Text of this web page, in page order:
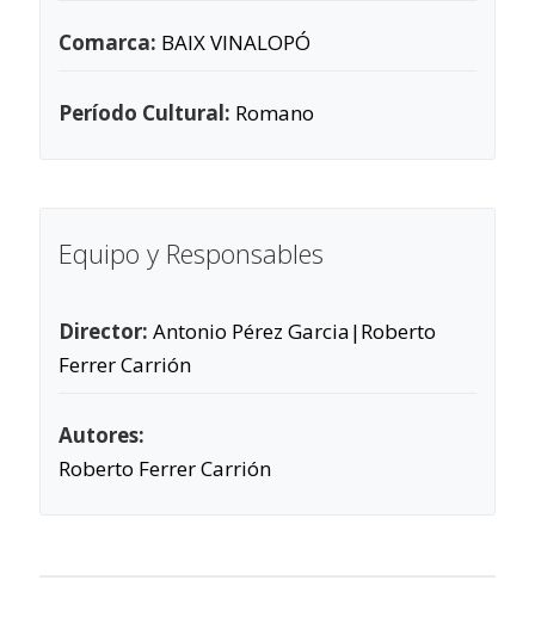
Comarca: BAIX VINALOPÓ
Período Cultural: Romano
Equipo y Responsables
Director: Antonio Pérez Garcia|Roberto
Ferrer Carrión
Autores:
Roberto Ferrer Carrión